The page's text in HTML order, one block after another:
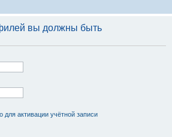
вы должны быть
активации учётной записи